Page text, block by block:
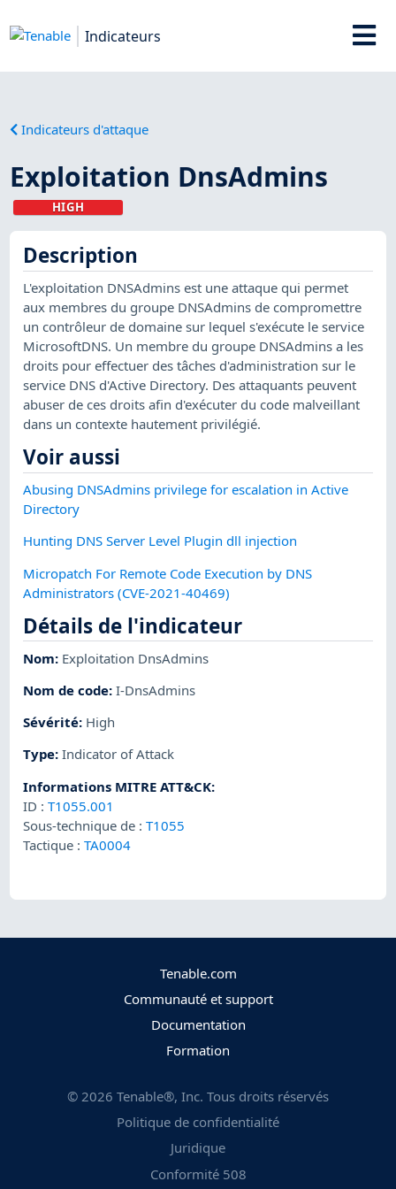
Indicateurs
Indicateurs d'attaque
Exploitation DnsAdmins
HIGH
Description
L'exploitation DNSAdmins est une attaque qui permet
aux membres du groupe DNSAdmins de compromettre
un contrôleur de domaine sur lequel s'exécute le service
MicrosoftDNS. Un membre du groupe DNSAdmins a les
droits pour effectuer des tâches d'administration sur le
service DNS d'Active Directory. Des attaquants peuvent
abuser de ces droits afin d'exécuter du code malveillant
dans un contexte hautement privilégié.
Voir aussi
Abusing DNSAdmins privilege for escalation in Active
Directory
Hunting DNS Server Level Plugin dll injection
Micropatch For Remote Code Execution by DNS
Administrators (CVE-2021-40469)
Détails de l'indicateur
Nom: Exploitation DnsAdmins
Nom de code:I-DnsAdmins
Sévérité: High
Type:Indicator of Attack
Informations MITRE ATT&CK:
ID :T1055.001
Sous-technique de :T1055
Tactique :TA0004
Tenable.com
Communauté et support
Documentation
Formation
© 2026 Tenable®, Inc. Tous droits réservés
Politique de confidentialité
Juridique
Conformité 508